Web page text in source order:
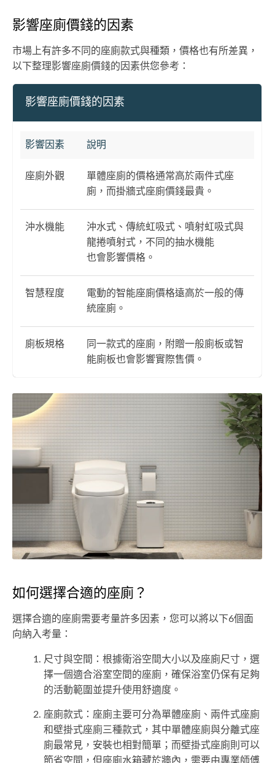
影響座廁價錢的因素
市場上有許多不同的座廁款式與種類，價格也有所差異，
以下整理影響座廁價錢的因素供您參考：
影響座廁價錢的因素
影響因素 說明
座廁外觀
單體座廁的價格通常高於兩件式座
廁，而掛牆式座廁價錢最貴。
沖水機能
沖水式、傳統虹吸式、噴射虹吸式與
龍捲噴射式，不同的抽水機能
也會影響價格。
智慧程度
電動的智能座廁價格遠高於一般的傳
統座廁。
廁板規格
同一款式的座廁，附贈一般廁板或智
能廁板也會影響實際售價。
如何選擇合適的座廁？
選擇合適的座廁需要考量許多因素，您可以將以下6個面
向納入考量：
尺寸與空間：根據衛浴空間大小以及座廁尺寸，選
擇一個適合浴室空間的座廁，確保浴室仍保有足夠
的活動範圍並提升使用舒適度。
座廁款式：座廁主要可分為單體座廁、兩件式座廁
和壁掛式座廁三種款式，其中單體座廁與分離式座
廁最常見，安裝也相對簡單；而壁掛式座廁則可以
節省空間，但座廁水箱藏於牆內，需要由專業師傅